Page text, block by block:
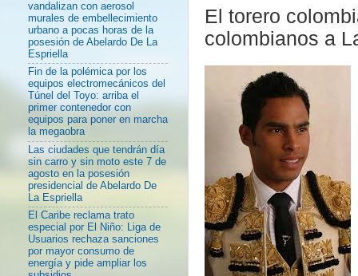
El torero
colombianos a
vandalizan con aerosol
murales de embellecimiento
urbano a pocas horas de la
posesión de Abelardo De La
Espriella
Fin de la polémica por los
equipos electromecánicos del
Túnel del Toyo: arriba el
primer contenedor con
equipos para poner en marcha
la megaobra
Las ciudades que tendrán día
sin carro y sin moto este 7 de
agosto en la posesión
presidencial de Abelardo De
La Espriella
El Caribe reclama trato
especial por El Niño: Liga de
Usuarios rechaza sanciones
por mayor consumo de
energía y pide ampliar los